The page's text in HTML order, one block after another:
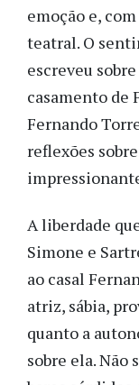
emoção e,
teatral. O
escreveu
casamento de
Fernando
reflexões
A liberdade
Simone e
ao casal
atriz, sábia,
quanto a
sobre ela. Não